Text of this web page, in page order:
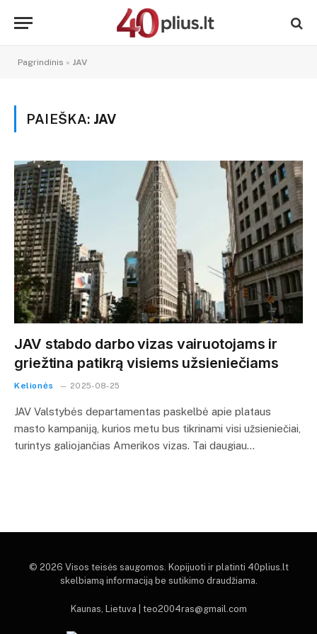
Pagrindinis » JAV
PAIEŠKA: JAV
JAV stabdo darbo vizas vairuotojams ir
griežtina patikrą visiems užsieniečiams
Kelionės 2025-08-25
JAV Valstybės departamentas paskelbė apie plataus
masto kampaniją, kurios metu bus tikrinami visi užsieniečiai,
turintys galiojančias Amerikos vizas. Tai daugiau…
© 2026 Visos teisės saugomos. Kopijuoti ir platinti 40plius.lt
skelbiamą informaciją be sutikimo draudžiama.
Kaunas, Lietuva | teo2004ras@gmail.com